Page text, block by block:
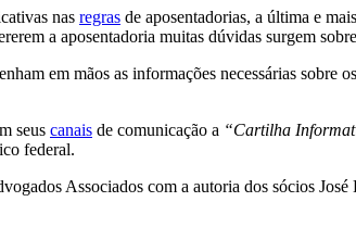
nas regras de aposentadorias, a última e
a aposentadoria muitas dúvidas surgem
em mãos as informações necessárias
seus canais de comunicação a “Cartilha
federal.
Associados com a autoria dos sócios